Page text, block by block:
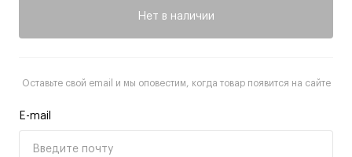
Нет в наличии
Оставьте свой email и мы оповестим, когда товар появится на сайте
E-mail